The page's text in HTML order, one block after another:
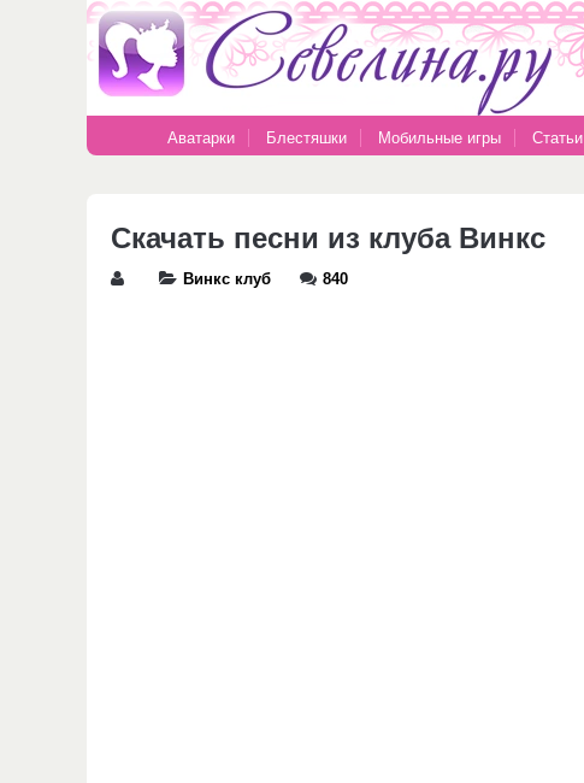
Аватарки Блестяшки Мобильные игры Статьи
Скачать песни из клуба Винкс
Винкс клуб 840